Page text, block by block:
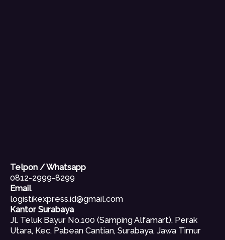
Telpon / Whatsapp
0812-2999-8299
Email
logistikexpress.id@gmail.com
Kantor Surabaya
Jl. Teluk Bayur No.100 (Samping Alfamart), Perak
Utara, Kec. Pabean Cantian, Surabaya, Jawa Timur